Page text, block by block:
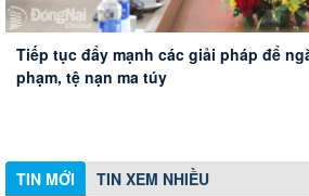
TIN MỚI TIN XEM NHIỀU
Tháo gỡ những khó khăn, vướng mắc
Thuế thành phố Đồng Nai triển khai
Thành phố Đồng Nai công bố kết quả
kinh tế năm 2026
Tiếp tục đẩy mạnh các giải pháp để
phạm, tệ nạn ma túy